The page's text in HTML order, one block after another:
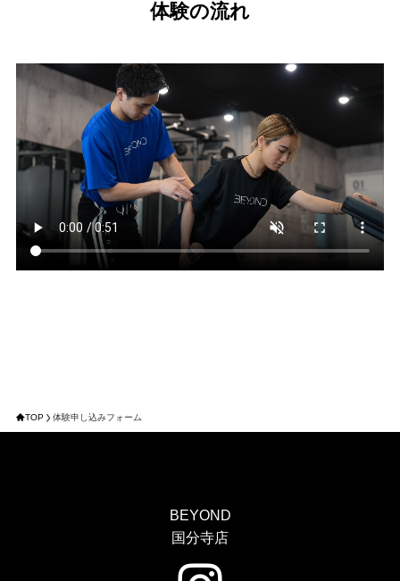
体験の流れ
TOP 体験申し込みフォーム
BEYOND
国分寺店